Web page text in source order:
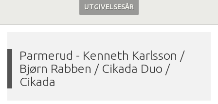
UTGIVELSESÅR
Parmerud - Kenneth Karlsson /
Bjørn Rabben / Cikada Duo /
Cikada